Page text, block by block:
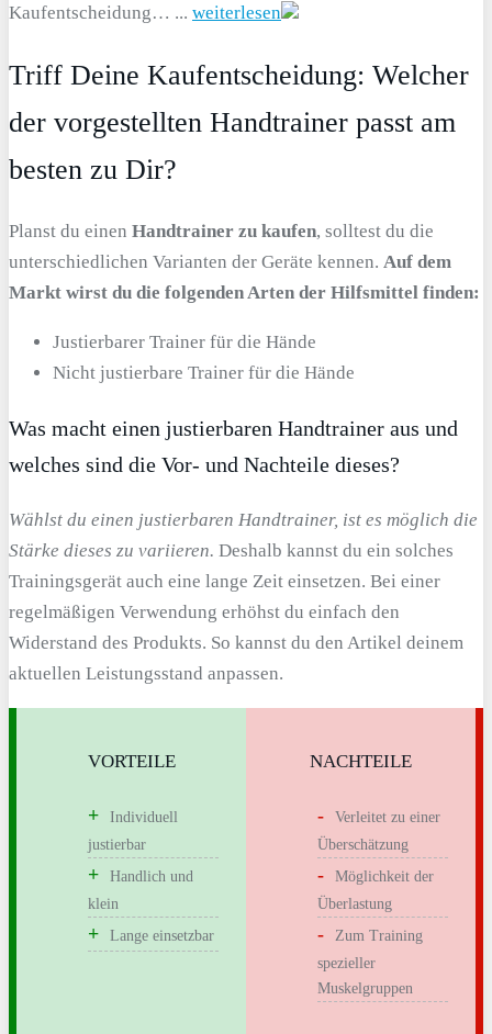
Kaufentscheidung… ... weiterlesen
Triff Deine Kaufentscheidung: Welcher
der vorgestellten Handtrainer passt am
besten zu Dir?
Planst du einen Handtrainer zu kaufen, solltest du die
unterschiedlichen Varianten der Geräte kennen. Auf dem
Markt wirst du die folgenden Arten der Hilfsmittel finden:
Justierbarer Trainer für die Hände
Nicht justierbare Trainer für die Hände
Was macht einen justierbaren Handtrainer aus und
welches sind die Vor- und Nachteile dieses?
Wählst du einen justierbaren Handtrainer, ist es möglich die
Stärke dieses zu variieren. Deshalb kannst du ein solches
Trainingsgerät auch eine lange Zeit einsetzen. Bei einer
regelmäßigen Verwendung erhöhst du einfach den
Widerstand des Produkts. So kannst du den Artikel deinem
aktuellen Leistungsstand anpassen.
VORTEILE
Individuell
justierbar
Handlich und
klein
Lange einsetzbar
NACHTEILE
Verleitet zu einer
Überschätzung
Möglichkeit der
Überlastung
Zum Training
spezieller
Muskelgruppen